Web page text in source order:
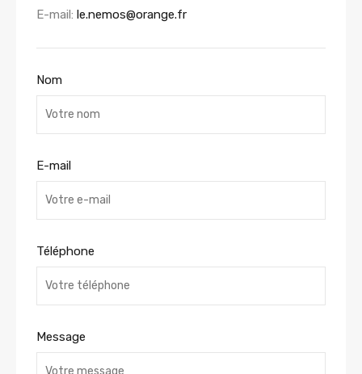
E-mail: le.nemos@orange.fr
Nom
E-mail
Téléphone
Message